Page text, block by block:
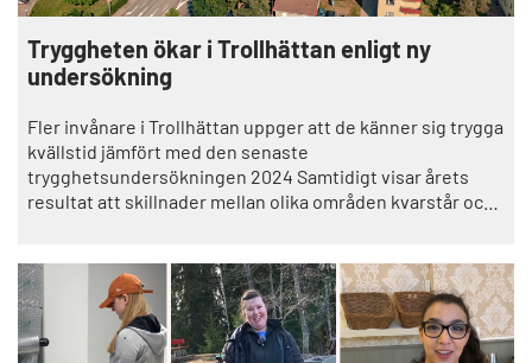
Tryggheten ökar i Trollhättan enligt ny
undersökning
Fler invånare i Trollhättan uppger att de känner sig trygga
kvällstid jämfört med den senaste
trygghetsundersökningen 2024 Samtidigt visar årets
resultat att skillnader mellan olika områden kvarstår och